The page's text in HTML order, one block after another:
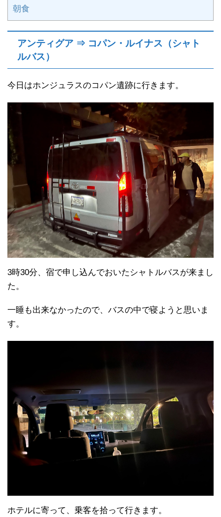
朝食
アンティグア ⇒ コパン・ルイナス（シャト
ルバス）
今日はホンジュラスのコパン遺跡に行きます。
3時30分、宿で申し込んでおいたシャトルバスが来まし
た。
一睡も出来なかったので、バスの中で寝ようと思いま
す。
ホテルに寄って、乗客を拾って行きます。